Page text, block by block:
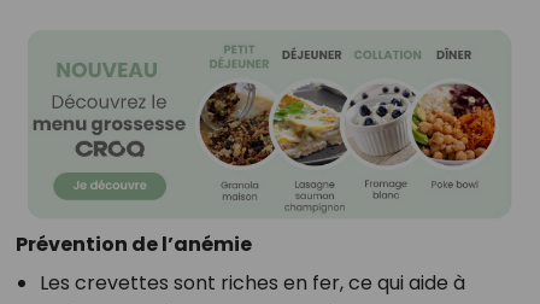
Prévention de l’anémie
Les crevettes sont riches en fer, ce qui aide à